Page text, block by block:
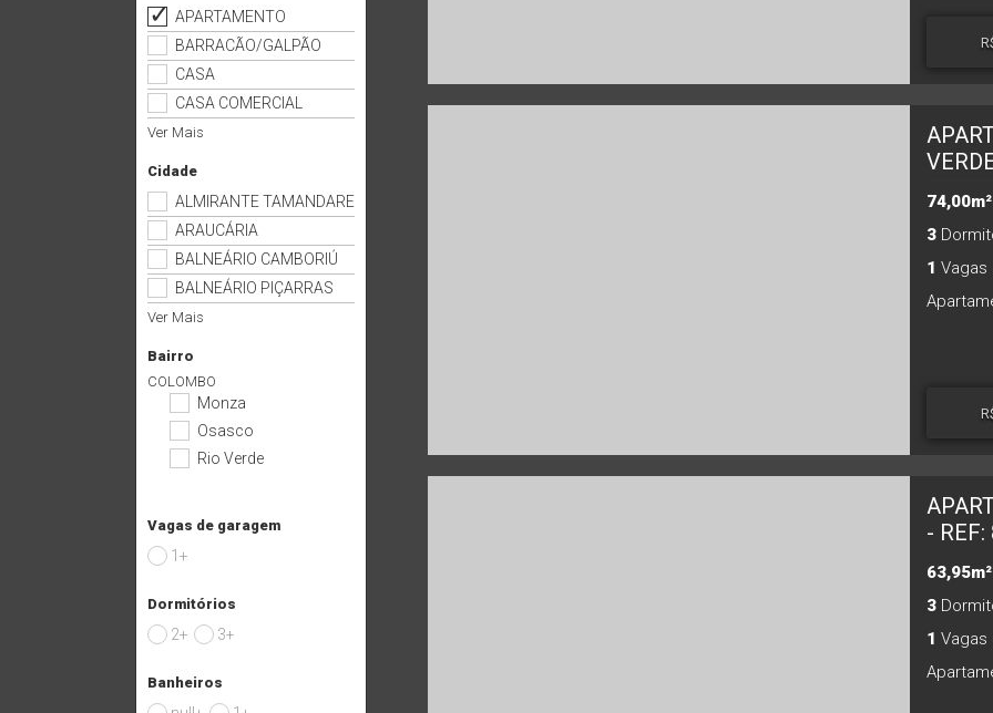
APARTAMENTO
BARRACÃO/GALPÃO
CASA
CASA COMERCIAL
Ver Mais
Cidade
ALMIRANTE TAMANDARE
ARAUCÁRIA
BALNEÁRIO CAMBORIÚ
BALNEÁRIO PIÇARRAS
Ver Mais
Bairro
COLOMBO
Monza
Osasco
Rio Verde
Vagas de garagem
1+
Dormitórios
2+ 3+
Banheiros
74,00m²
3
1 Vagas
-
63,95m²
3
1 Vagas